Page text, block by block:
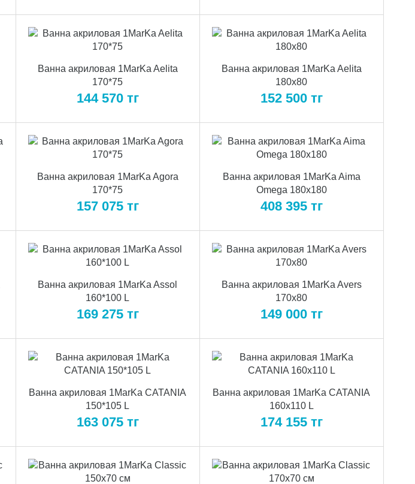
Ванна акриловая 1MarKa Aelita
170*75
144 570 тг
Ванна акриловая 1MarKa Aelita
180x80
152 500 тг
Ванна акриловая 1MarKa Agora
170*75
157 075 тг
Ванна акриловая 1MarKa Aima
Omega 180x180
408 395 тг
Ванна акриловая 1MarKa Assol
160*100 L
169 275 тг
Ванна акриловая 1MarKa Avers
170x80
149 000 тг
Ванна акриловая 1MarKa CATANIA
150*105 L
163 075 тг
Ванна акриловая 1MarKa CATANIA
160х110 L
174 155 тг